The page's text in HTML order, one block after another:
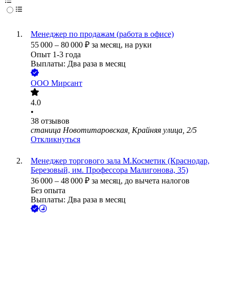
Менеджер по продажам (работа в офисе)
55 000 – 80 000 ₽ за месяц, на руки
Опыт 1-3 года
Выплаты: Два раза в месяц
ООО Мирсант
4.0
•
38 отзывов
станица Новотитаровская, Крайняя улица, 2/5
Откликнуться
Менеджер торгового зала М.Косметик (Краснодар,
Березовый, им. Профессора Малигонова, 35)
36 000 – 48 000 ₽ за месяц, до вычета налогов
Без опыта
Выплаты: Два раза в месяц